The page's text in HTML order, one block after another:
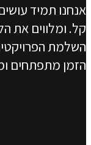
אנחנו תמיד
קל. ומלווים את
השלמת
הזמן מתפתחים